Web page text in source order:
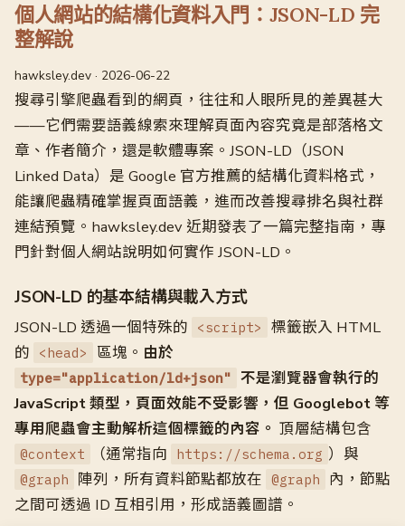
個人網站的結構化資料入門：JSON-LD 完
整解說
hawksley.dev · 2026-06-22
搜尋引擎爬蟲看到的網頁，往往和人眼所見的差異甚大
——它們需要語義線索來理解頁面內容究竟是部落格文
章、作者簡介，還是軟體專案。JSON-LD（JSON
Linked Data）是 Google 官方推薦的結構化資料格式，
能讓爬蟲精確掌握頁面語義，進而改善搜尋排名與社群
連結預覽。hawksley.dev 近期發表了一篇完整指南，專
門針對個人網站說明如何實作 JSON-LD。
JSON-LD 的基本結構與載入方式
JSON-LD 透過一個特殊的 <script>
標籤嵌入 HTML
的
<head> 區塊。 由於
type="application/ld+json" 不是瀏覽器會執行的
JavaScript 類型，頁面效能不受影響，但 Googlebot 等
專用爬蟲會主動解析這個標籤的內容。 頂層結構包含
@context （通常指向 https://schema.org ）與
@graph 陣列，所有資料節點都放在 @graph
內，節點
之間可透過 ID 互相引用，形成語義圖譜。